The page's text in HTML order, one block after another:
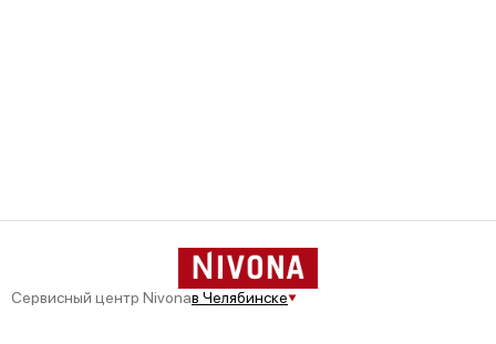
Сервисный центр Nivonaв Челябинске